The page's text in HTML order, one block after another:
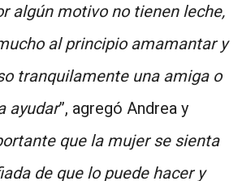
algún motivo no tienen leche,
al principio amamantar y
tranquilamente una amiga o
ayudar”, agregó Andrea y
que la mujer se sienta
de que lo puede hacer y